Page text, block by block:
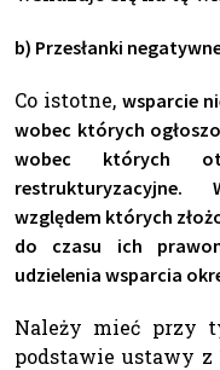
b) Przesłanki
Co istotne, wsparcie
wobec których
wobec których
restrukturyzacyjne.
względem których
do czasu ich
udzielenia wsparcia
Należy mieć przy
podstawie ustawy z